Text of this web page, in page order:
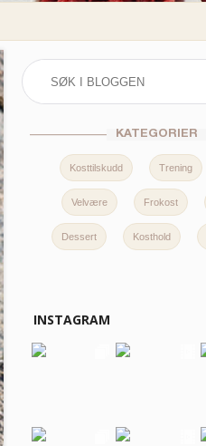
KATEGORIER
Kosttilskudd Trening
Velvære Frokost
Dessert Kosthold
INSTAGRAM